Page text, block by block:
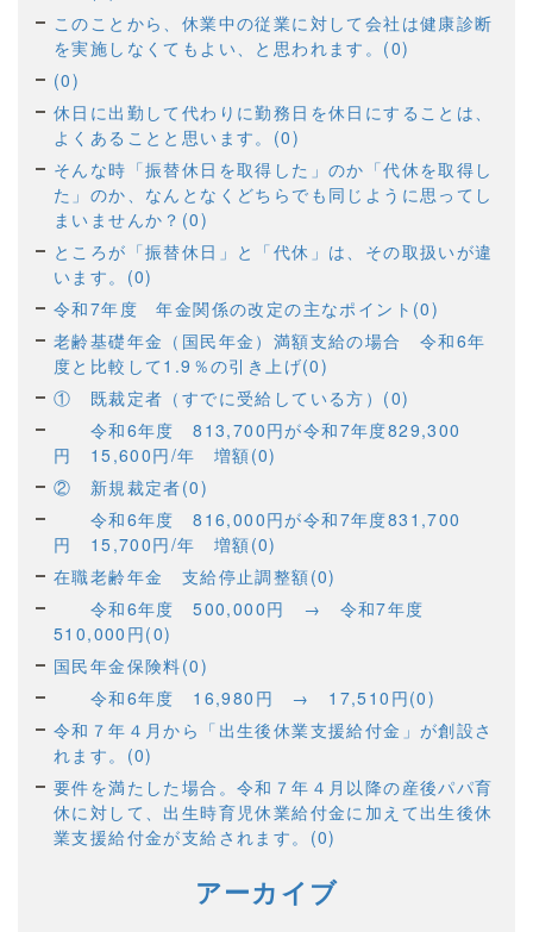
このことから、休業中の従業に対して会社は健康診断
を実施しなくてもよい、と思われます。(0)
(0)
休日に出勤して代わりに勤務日を休日にすることは、
よくあることと思います。(0)
そんな時「振替休日を取得した」のか「代休を取得し
た」のか、なんとなくどちらでも同じように思ってし
まいませんか？(0)
ところが「振替休日」と「代休」は、その取扱いが違
います。(0)
令和7年度 年金関係の改定の主なポイント(0)
老齢基礎年金（国民年金）満額支給の場合 令和6年
度と比較して1.9％の引き上げ(0)
① 既裁定者（すでに受給している方）(0)
令和6年度 813,700円が令和7年度829,300
円 15,600円/年 増額(0)
② 新規裁定者(0)
令和6年度 816,000円が令和7年度831,700
円 15,700円/年 増額(0)
在職老齢年金 支給停止調整額(0)
令和6年度 500,000円 → 令和7年度
510,000円(0)
国民年金保険料(0)
令和6年度 16,980円 → 17,510円(0)
令和７年４月から「出生後休業支援給付金」が創設さ
れます。(0)
要件を満たした場合。令和７年４月以降の産後パパ育
休に対して、出生時育児休業給付金に加えて出生後休
業支援給付金が支給されます。(0)
アーカイブ